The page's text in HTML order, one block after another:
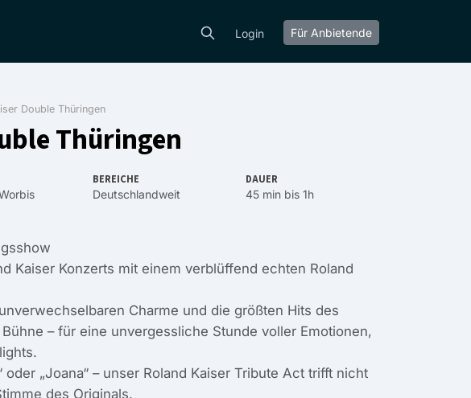
Login Für Anbietende
Double Thüringen
Thüringen
BEREICHE
Deutschlandweit
DAUER
45 min bis 1h
Kaiser Konzerts mit einem verblüffend echten Roland
Charme und die größten Hits des
– für eine unvergessliche Stunde voller Emotionen,
oder „Joana“ – unser Roland Kaiser Tribute Act trifft nicht
des Originals.